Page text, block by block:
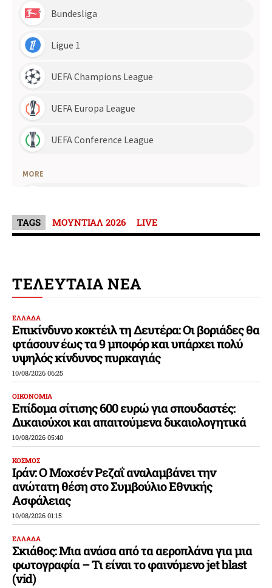
TAGS ΜΟΥΝΤΙΑΛ 2026 LIVE
ΤΕΛΕΥΤΑΙΑ ΝΕΑ
ΕΛΛΑΔΑ
Επικίνδυνο κοκτέιλ τη Δευτέρα: Οι βοριάδες θα
φτάσουν έως τα 9 μποφόρ και υπάρχει πολύ
υψηλός κίνδυνος πυρκαγιάς
10/08/2026 06:25
ΟΙΚΟΝΟΜΙΑ
Επίδομα σίτισης 600 ευρώ για σπουδαστές:
Δικαιούχοι και απαιτούμενα δικαιολογητικά
10/08/2026 05:40
ΚΟΣΜΟΣ
Ιράν: Ο Μοχσέν Ρεζαΐ αναλαμβάνει την
ανώτατη θέση στο Συμβούλιο Εθνικής
Ασφάλειας
10/08/2026 01:15
ΕΛΛΑΔΑ
Σκιάθος: Μια ανάσα από τα αεροπλάνα για μια
φωτογραφία – Τι είναι το φαινόμενο jet blast
(vid)